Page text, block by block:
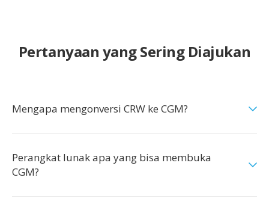
Pertanyaan yang Sering Diajukan
Mengapa mengonversi CRW ke CGM?
Perangkat lunak apa yang bisa membuka
CGM?